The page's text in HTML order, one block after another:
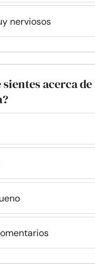
nerviosos
sientes acerca